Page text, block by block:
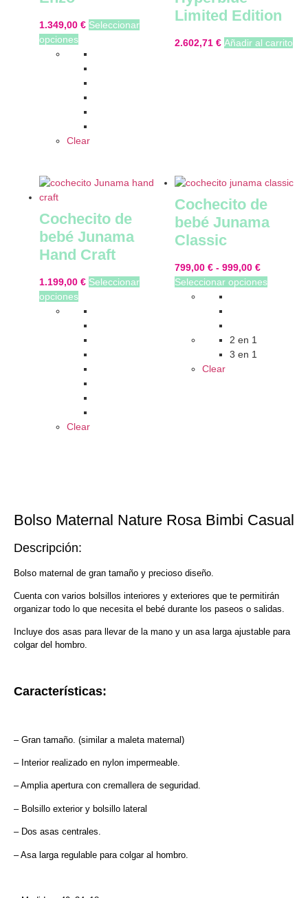
1.349,00 € Seleccionar
opciones
Clear
Limited Edition
2.602,71 € Añadir al carrito
Cochecito de
bebé Junama
Hand Craft
1.199,00 € Seleccionar
opciones
Clear
Cochecito de
bebé Junama
Classic
799,00 € - 999,00 €
Seleccionar opciones
2 en 1
3 en 1
Clear
Bolso Maternal Nature Rosa Bimbi Casual
Descripción:
Bolso maternal de gran tamaño y precioso diseño.
Cuenta con varios bolsillos interiores y exteriores que te permitirán
organizar todo lo que necesita el bebé durante los paseos o salidas.
Incluye dos asas para llevar de la mano y un asa larga ajustable para
colgar del hombro.
Características:
– Gran tamaño. (similar a maleta maternal)
– Interior realizado en nylon impermeable.
– Amplia apertura con cremallera de seguridad.
– Bolsillo exterior y bolsillo lateral
– Dos asas centrales.
– Asa larga regulable para colgar al hombro.